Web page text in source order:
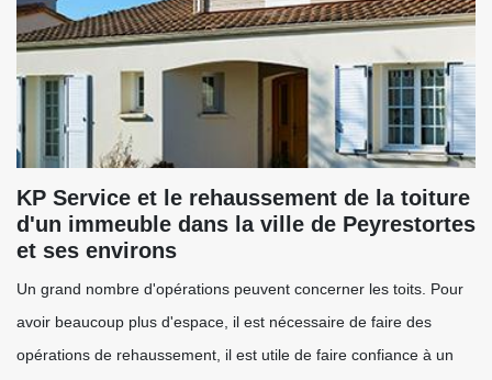
KP Service et le rehaussement de la toiture
d'un immeuble dans la ville de Peyrestortes
et ses environs
Un grand nombre d'opérations peuvent concerner les toits. Pour
avoir beaucoup plus d'espace, il est nécessaire de faire des
opérations de rehaussement, il est utile de faire confiance à un